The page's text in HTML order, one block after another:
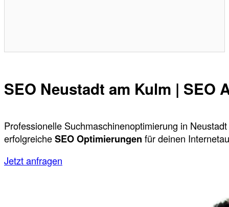
SEO Neustadt am Kulm | SEO
Professionelle Suchmaschinenoptimierung in
erfolgreicheSEO Optimierungen für deinen
Jetzt anfragen